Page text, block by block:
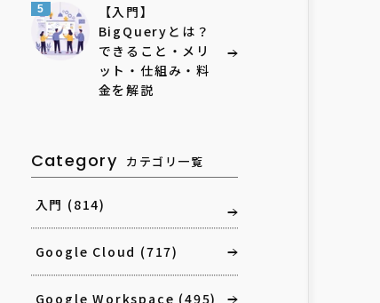
5
【入門】
BigQueryとは？
できること・メリ
ット・仕組み・料
金を解説
Category カテゴリ一覧
入門 (814)
Google Cloud (717)
Google Workspace (495)